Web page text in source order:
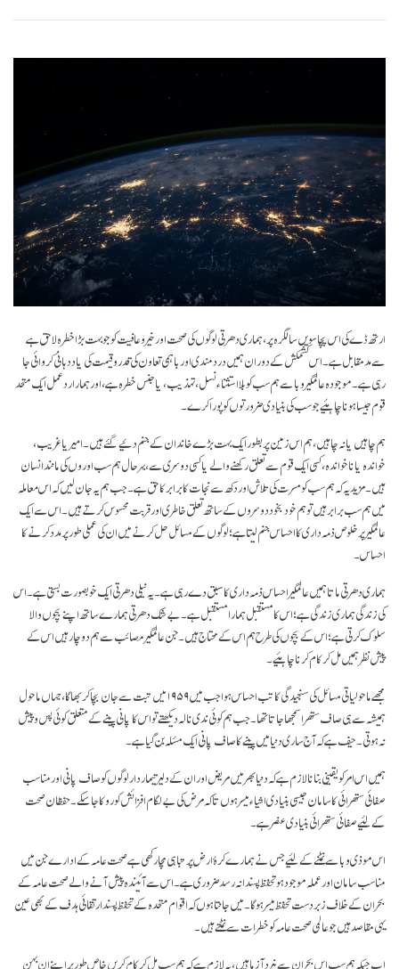
on
ارتھ ڈے کی اس پچاسویں سالگرہ پر، ہماری دھرتی لوگوں کی صحت اور خیر و عافیت کو جو بہت بڑا خطرہ لاحق ہے
سے مد مقابل ہے۔ اس کشمکش کے دوران ہمیں درد مندی اور باہمی تعاون کی قدر و قیمت کی یاد دہانی کروائی جا
رہی ہے۔ موجودہ عالمگیر وبا سے ہم سب کو بلا استثناء نسل، تہذیب، یا جنس خطرہ ہے، اور ہمارا رد عمل ایک متحد
قوم جیسا ہونا چاہئیے جو سب کی بنیادی ضرورتوں کو پورا کرے۔
ہم چاہیں یا نہ چاہیں، ہم اس زمین پر بطور ایک بہت بڑے خاندان کے جنم دئیے گئے ہیں۔ امیر یا غریب،
خواندہ یا نا خواندہ، کسی ایک قوم سے تعلق رکھنے والے یا کسی دوسری سے، بہر حال ہم سب اوروں کی مانند انسان
ہیں۔ مزید یہ کہ ہم سب کو مسرت کی تلاش اور دکھ سے نجات کا برابر کا حق ہے۔ جب ہم یہ جان لیں کہ اس معاملہ
میں ہم سب برابر ہیں تو ہم خود بخود دوسروں کے ساتھ تعلق خاطری اور قربت محسوس کرتے ہیں۔ اس سے ایک
عالمگیر پر خلوص ذمہ داری کا احساس جنم لیتا ہے؛ لوگوں کے مسائل حل کرنے میں ان کی عملی طور پر مدد کرنے کا
احساس۔
ہماری دھرتی ماتا ہمیں عالمگیر احساس ذمہ داری کا سبق دے رہی ہے۔ یہ نیلی دھرتی ایک خوبصورت بستی ہے۔ اس
کی زندگی ہماری زندگی ہے؛ اس کا مستقبل ہمارا مستقبل ہے۔ بے شک دھرتی ہمارے ساتھ اپنے بچوں والا
سلوک کرتی ہے؛ اس کے بچوں کی طرح ہم اس کے محتاج ہیں۔ جن عالمگیر مصائب سے ہم دوچار ہیں اس کے
پیش نظر ہمیں مل کر کام کرنا چاہئیے۔
مجھے ماحولیاتی مسائل کی سنجیدگی کا تب احساس ہوا جب میں ۱۹۵۹ میں تبت سے جان بچا کر بھاگا، جہاں ماحول
ہمیشہ سے ہی صاف ستھرا سمجھا جاتا تھا۔ جب ہم کوئی ندی نالہ دیکھتے تو اس کا پانی پینے کے متعلق کوئی پس و پیش
نہ ہوتی۔ حیف ہے کہ آج ساری دنیا میں پینے کا صاف پانی ایک مسٔلہ بن گیا ہے۔
ہمیں اس امر کو یقینی بنانا لازم ہے کہ دنیا بھر میں مریض اور ان کے دلیر تیماردار لوگوں کو صاف پانی اور مناسب
صفائی ستھرائی کا سامان جیسی بنیادی اشیاء میسر ہوں تا کہ مرض کی بے لگام افزائش کو روکا جا سکے۔ حفظان صحت
کے لئیے صفائی ستھرائی بنیادی عنصر ہے۔
اس موذی وبا سے نمٹنے کے لئیے جس نے ہمارے کرۂ ارض پر تباہی مچا رکھی ہے صحت عامہ کے ادارے جن میں
مناسب سامان اور عملہ موجود ہو تحفظ پسندانہ رسد ضروری ہے۔ اس سے آئیندہ پیش آنے والے صحت عامہ کے
بحران کے خلاف زبردست تحفظ میسر ہو گا۔ میں جانتا ہوں کہ اقوام متحدہ کے تحفظ پسند ارتقائی ہدف کے بھی عین
یہی مقاصد ہیں جو عالمی صحت عامہ کو خطرات سے نمٹتے ہیں۔
اب جبکہ ہم سب اس بحران سے نبرد آزما ہیں، یہ لازم ہے کہ ہم سب مل کر کام کریں خاص طور پر اپنے ان بہن